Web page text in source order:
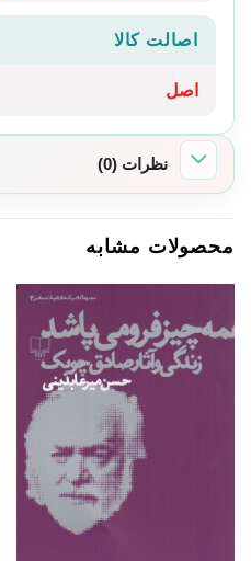
اصالت کالا
اصل
نظرات (0)
محصولات مشابه